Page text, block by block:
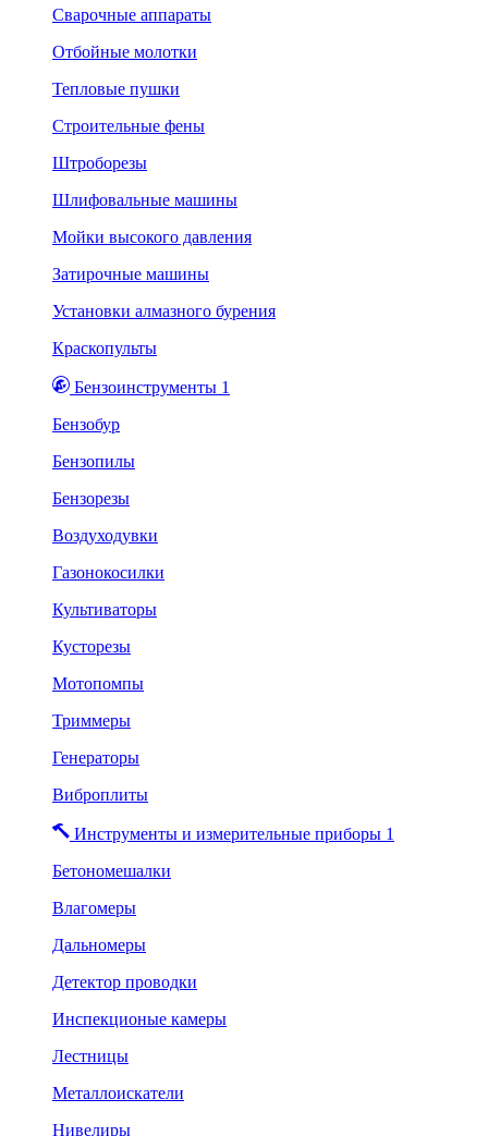
Сварочные аппараты
Отбойные молотки
Тепловые пушки
Строительные фены
Штроборезы
Шлифовальные машины
Мойки высокого давления
Затирочные машины
Установки алмазного бурения
Краскопульты
Бензоинструменты 1
Бензобур
Бензопилы
Бензорезы
Воздуходувки
Газонокосилки
Культиваторы
Кусторезы
Мотопомпы
Триммеры
Генераторы
Виброплиты
Инструменты и измерительные приборы 1
Бетономешалки
Влагомеры
Дальномеры
Детектор проводки
Инспекционые камеры
Лестницы
Металлоискатели
Нивелиры